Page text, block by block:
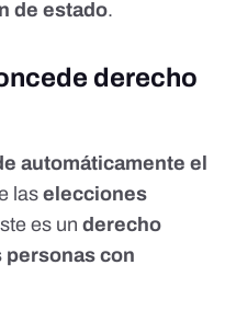
de estado.
derecho
automáticamente el
las elecciones
es un derecho
personas con